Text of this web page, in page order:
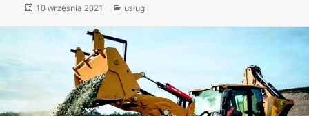
Data
10 września 2021 Kategorie
usługi